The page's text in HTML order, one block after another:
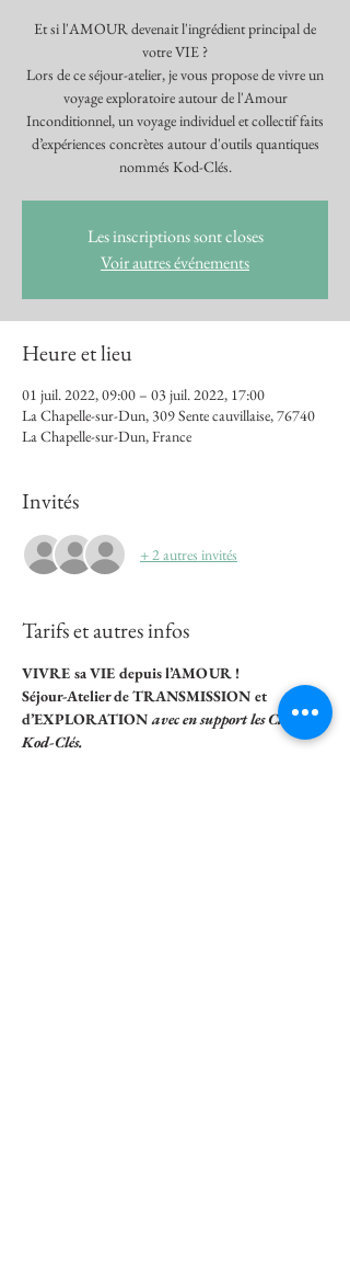
Et si l'AMOUR devenait l'ingrédient principal de
votre VIE ?
Lors de ce séjour-atelier, je vous propose de vivre un
voyage exploratoire autour de l'Amour
Inconditionnel, un voyage individuel et collectif faits
d’expériences concrètes autour d'outils quantiques
nommés Kod-Clés.
Les inscriptions sont closes
Voir autres événements
Heure et lieu
01 juil. 2022, 09:00 – 03 juil. 2022, 17:00
La Chapelle-sur-Dun, 309 Sente cauvillaise, 76740
La Chapelle-sur-Dun, France
Invités
+ 2 autres invités
Tarifs et autres infos
VIVRE sa VIE depuis l’AMOUR !
Séjour-Atelier de TRANSMISSION et
d’EXPLORATION avec en support les Cartes
Kod-Clés.